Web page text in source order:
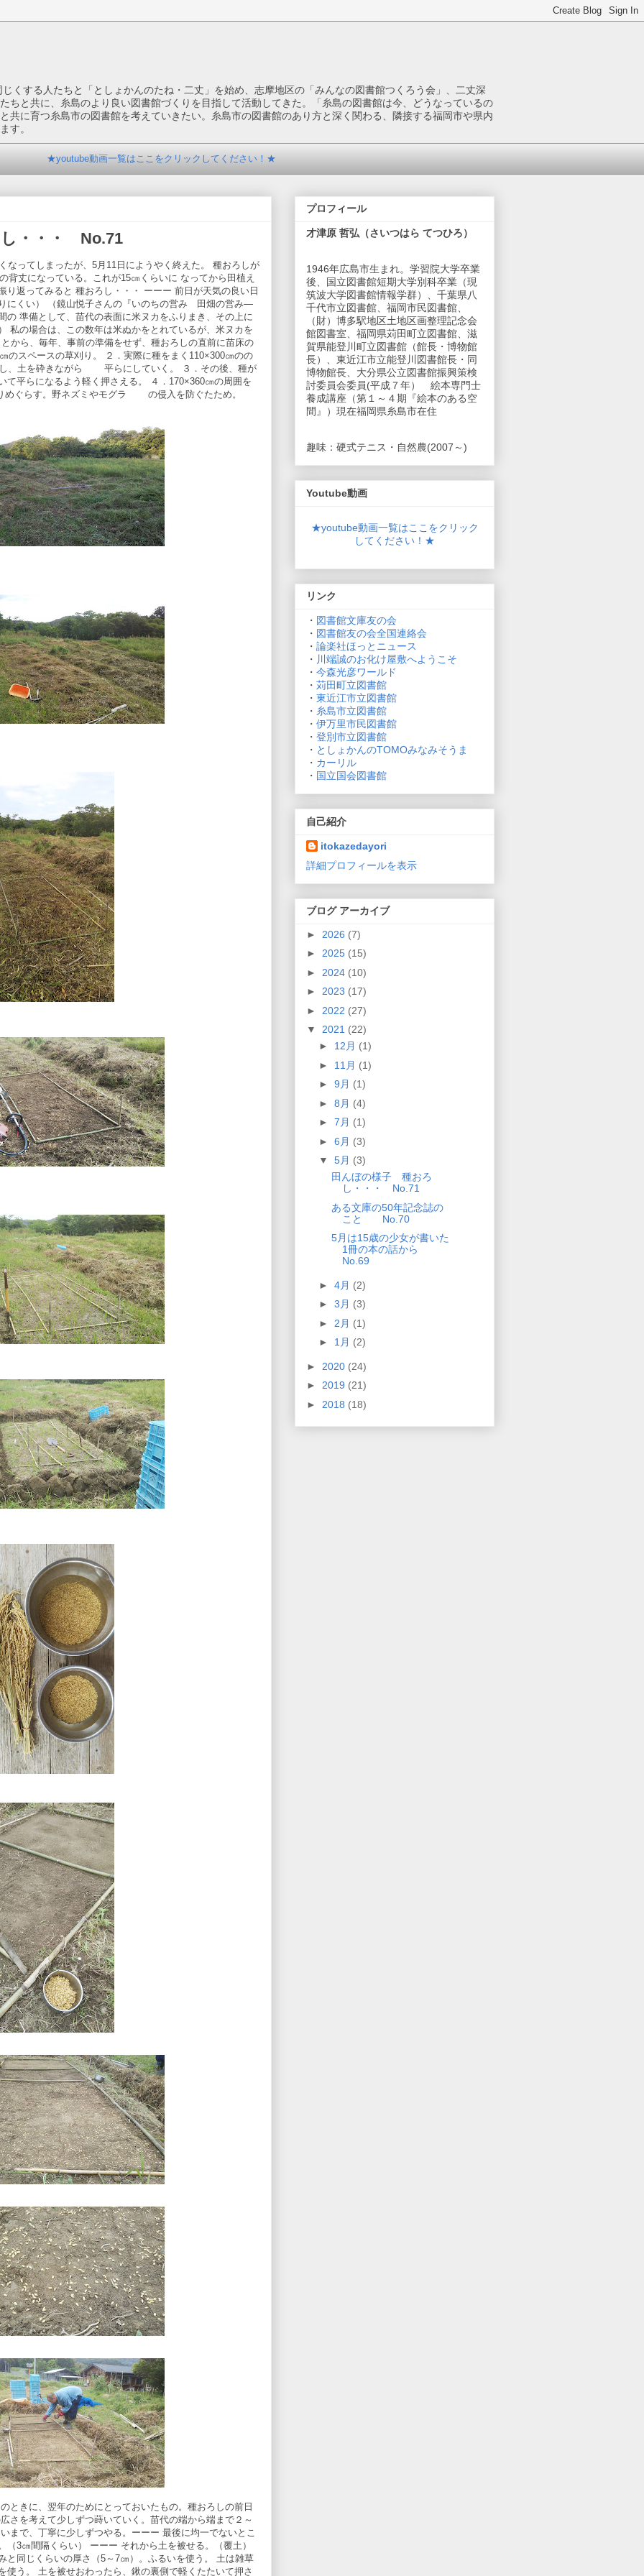
くする人たちと「としょかんのたね・二丈」を始め、志摩地区の「みんなの図書館つくろう会」、二丈深
ちと共に、糸島のより良い図書館づくりを目指して活動してきた。「糸島の図書館は今、どうなっているの
共に育つ糸島市の図書館を考えていきたい。糸島市の図書館のあり方と深く関わる、隣接する福岡市や県内
す。
★youtube動画一覧はここをクリックしてください！★
・・・ No.71
なってしまったが、5月11日にようやく終えた。 種おろしが
背丈になっている。これが15㎝くらいに なってから田植え
り返ってみると 種おろし・・・ ーーー 前日が天気の良い日
にくい） （鏡山悦子さんの『いのちの営み 田畑の営み―
準備として、苗代の表面に米ヌカをふりまき、その上に
私の場合は、この数年は米ぬかをとれているが、米ヌカを
から、毎年、事前の準備をせず、種おろしの直前に苗床の
のスペースの草刈り。 ２．実際に種をまく110×300㎝のの
し、土を砕きながら 平らにしていく。 ３．その後、種が
て平らになるよう軽く押さえる。 ４．170×360㎝の周囲を
めぐらす。野ネズミやモグラ の侵入を防ぐたため。
ときに、翌年のためにとっておいたもの。種おろしの前日
さを考えて少しずつ蒔いていく。苗代の端から端まで２～
まで、丁寧に少しずつやる。ーーー 最後に均一でないとこ
3㎝間隔くらい） ーーー それから土を被せる。（覆土）
と同じくらいの厚さ（5～7㎝）。ふるいを使う。 土は雑草
使う。 土を被せおわったら、鍬の裏側で軽くたたいて押さ
プロフィール
才津原 哲弘（さいつはら てつひろ）
1946年広島市生まれ。学習院大学卒業
後、国立図書館短期大学別科卒業（現
筑波大学図書館情報学群）、千葉県八
千代市立図書館、福岡市民図書館、
（財）博多駅地区土地区画整理記念会
館図書室、福岡県苅田町立図書館、滋
賀県能登川町立図書館（館長・博物館
長）、東近江市立能登川図書館長・同
博物館長、大分県公立図書館振興策検
討委員会委員(平成７年） 絵本専門士
養成講座（第１～４期『絵本のある空
間』）現在福岡県糸島市在住
趣味：硬式テニス・自然農(2007～)
Youtube動画
★youtube動画一覧はここをクリック
してください！★
リンク
・ 図書館文庫友の会
・ 図書館友の会全国連絡会
・ 論楽社ほっとニュース
・ 川端誠のお化け屋敷へようこそ
・ 今森光彦ワールド
・ 苅田町立図書館
・ 東近江市立図書館
・ 糸島市立図書館
・ 伊万里市民図書館
・ 登別市立図書館
・ としょかんのTOMOみなみそうま
・ カーリル
・ 国立国会図書館
自己紹介
itokazedayori
詳細プロフィールを表示
ブログ アーカイブ
► 2026 (7)
► 2025 (15)
► 2024 (10)
► 2023 (17)
► 2022 (27)
▼ 2021 (22)
► 12月 (1)
► 11月 (1)
► 9月 (1)
► 8月 (4)
► 7月 (1)
► 6月 (3)
▼ 5月 (3)
田んぼの様子 種おろ
し・・・ No.71
ある文庫の50年記念誌の
こと No.70
5月は15歳の少女が書いた
1冊の本の話から
No.69
► 4月 (2)
► 3月 (3)
► 2月 (1)
► 1月 (2)
► 2020 (24)
► 2019 (21)
► 2018 (18)